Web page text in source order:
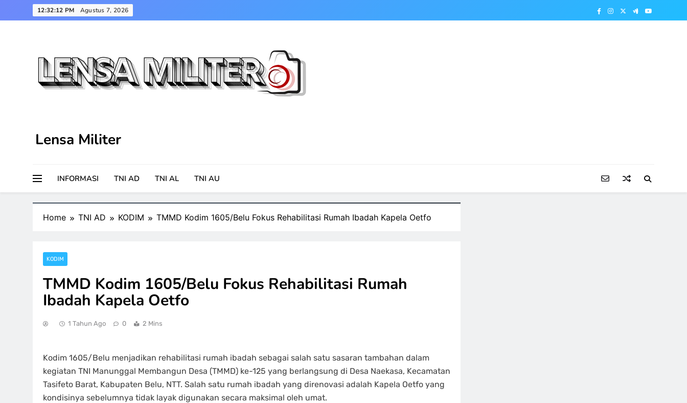
to
12:32:13 PM Agustus 7, 2026
Lensa Militer
INFORMASI TNI AD TNI AL TNI AU
Home TNI AD KODIM TMMD Kodim 1605/Belu Fokus Rehabilitasi Rumah Ibadah Kapela Oetfo
KODIM
TMMD Kodim 1605/Belu Fokus Rehabilitasi Rumah
Ibadah Kapela Oetfo
1 Tahun Ago 0 2 Mins
Kodim 1605/Belu menjadikan rehabilitasi rumah ibadah sebagai salah satu sasaran tambahan dalam
kegiatan TNI Manunggal Membangun Desa (TMMD) ke-125 yang berlangsung di Desa Naekasa, Kecamatan
Tasifeto Barat, Kabupaten Belu, NTT. Salah satu rumah ibadah yang direnovasi adalah Kapela Oetfo yang
kondisinya sebelumnya tidak layak digunakan secara maksimal oleh umat.